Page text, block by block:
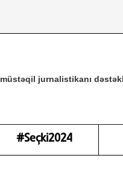
müstəqil jurnalistikanı
#Seçki2024